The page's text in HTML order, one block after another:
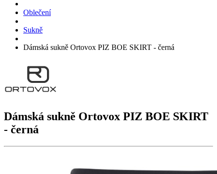
Oblečení
Sukně
Dámská sukně Ortovox PIZ BOE SKIRT - černá
Dámská sukně Ortovox PIZ BOE SKIRT
- černá